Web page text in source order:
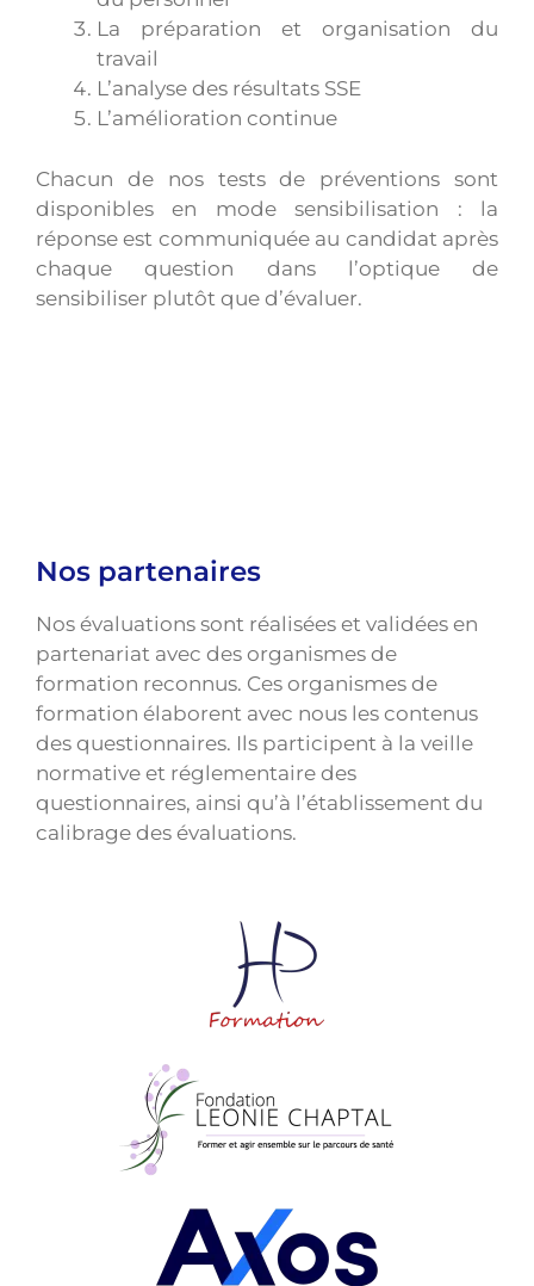
La préparation et organisation du
travail
L’analyse des résultats SSE
L’amélioration continue
Chacun de nos tests de préventions sont
disponibles en mode sensibilisation : la
réponse est communiquée au candidat après
chaque question dans l’optique de
sensibiliser plutôt que d’évaluer.
Nos partenaires
Nos évaluations sont réalisées et validées en
partenariat avec des organismes de
formation reconnus. Ces organismes de
formation élaborent avec nous les contenus
des questionnaires. Ils participent à la veille
normative et réglementaire des
questionnaires, ainsi qu’à l’établissement du
calibrage des évaluations.